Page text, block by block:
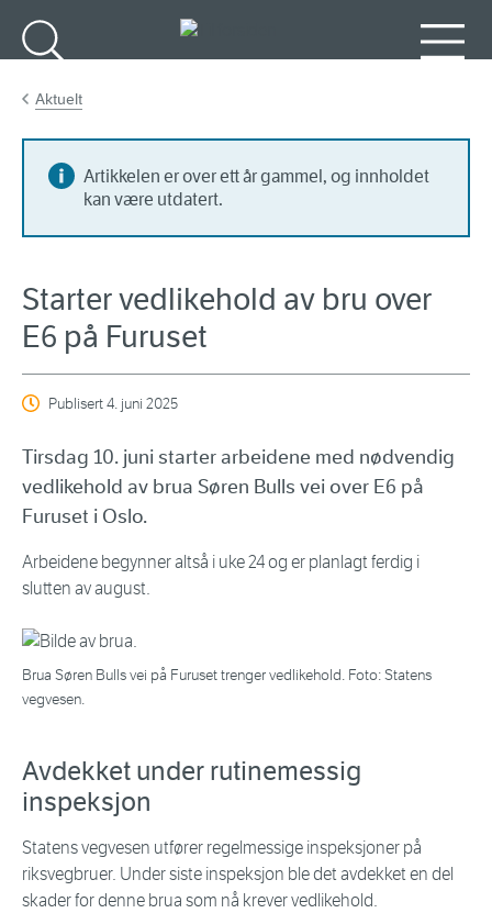
Aktuelt
Artikkelen er over ett år gammel, og innholdet
kan være utdatert.
Starter vedlikehold av bru over
E6 på Furuset
Publisert4. juni 2025
Tirsdag 10. juni starter arbeidene med nødvendig
vedlikehold av brua Søren Bulls vei over E6 på
Furuset i Oslo.
Arbeidene begynner altså i uke 24 og er planlagt ferdig i
slutten av august.
Brua Søren Bulls vei på Furuset trenger vedlikehold. Foto: Statens
vegvesen.
Avdekket under rutinemessig
inspeksjon
Statens vegvesen utfører regelmessige inspeksjoner på
riksvegbruer. Under siste inspeksjon ble det avdekket en del
skader for denne brua som nå krever vedlikehold.